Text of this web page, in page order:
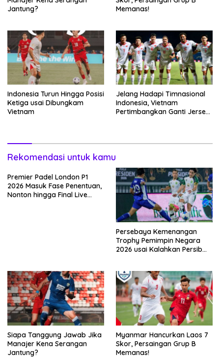
Jantung?
Memanas!
Indonesia Turun Hingga Posisi
Ketiga usai Dibungkam
Vietnam
Jelang Hadapi Timnasional
Indonesia, Vietnam
Pertimbangkan Ganti Jersey
Rekomendasi untuk kamu
Premier Padel London P1
2026 Masuk Fase Penentuan,
Nonton hingga Final Live
Persebaya Kemenangan
Trophy Pemimpin Negara
2026 usai Kalahkan Persib
Siapa Tanggung Jawab Jika
Manajer Kena Serangan
Jantung?
Myanmar Hancurkan Laos 7
Skor, Persaingan Grup B
Memanas!